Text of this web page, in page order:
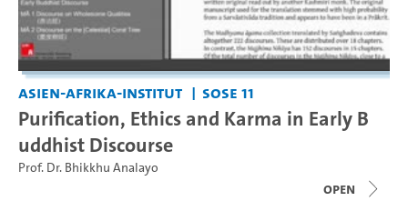
Asien-Afrika-Institut SoSe 11
Purification, Ethics and Karma in Early B
uddhist Discourse
Prof. Dr. Bhikkhu Analayo
open